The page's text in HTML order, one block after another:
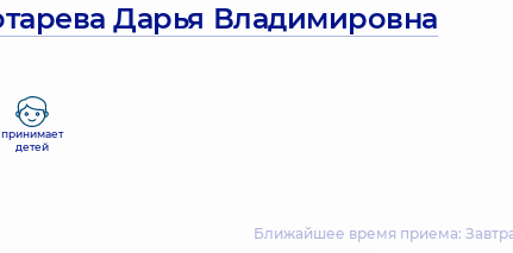
Дарья Владимировна
принимает
детей
Ближайшее время приема: